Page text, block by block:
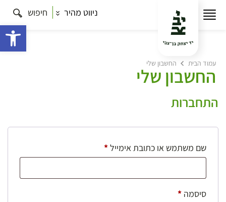
ניווט מהיר חיפוש
עמוד הבית החשבון שלי
החשבון שלי
התחברות
שם משתמש או כתובת אימייל*חובה
סיסמה *חובה